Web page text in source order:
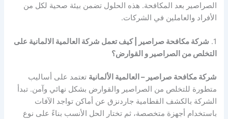
الصراصير بعد المكافحة. هذه الحلول تضمن بيئة صحية لكل من
الأفراد والعاملين في الشركات.
1. شركة مكافحة صراصير | كيف تعمل شركة العالمية الالمانية على
التخلص من الصراصير و القوارض؟
شركة مكافحة صراصير – العالمية الألمانية تعتمد على أساليب
متطورة للتخلص من الصراصير والقوارض بشكل نهائي وآمن. تبدأ
الشركة بالكشف القطامية جاردنزق عن أماكن تواجد الآفات
باستخدام أجهزة متخصصة، ثم تختار الحل الأنسب بناءً على نوع